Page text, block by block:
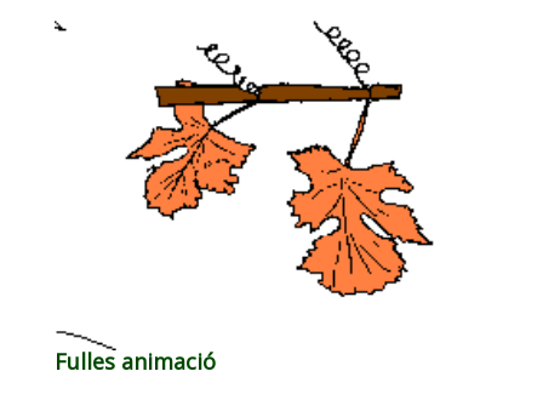
Fulles animació